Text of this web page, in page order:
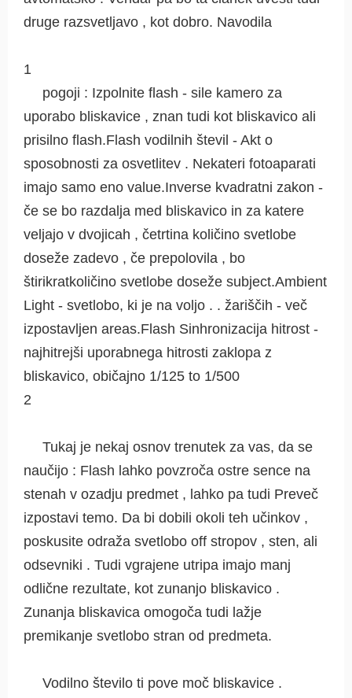
druge razsvetljavo , kot dobro. Navodila
1
pogoji : Izpolnite flash - sile kamero za
uporabo bliskavice , znan tudi kot bliskavico ali
prisilno flash.Flash vodilnih števil - Akt o
sposobnosti za osvetlitev . Nekateri fotoaparati
imajo samo eno value.Inverse kvadratni zakon -
če se bo razdalja med bliskavico in za katere
veljajo v dvojicah , četrtina količino svetlobe
doseže zadevo , če prepolovila , bo
štirikratkoličino svetlobe doseže subject.Ambient
Light - svetlobo, ki je na voljo . . žariščih - več
izpostavljen areas.Flash Sinhronizacija hitrost -
najhitrejši uporabnega hitrosti zaklopa z
bliskavico, običajno 1/125 to 1/500
2
Tukaj je nekaj osnov trenutek za vas, da se
naučijo : Flash lahko povzroča ostre sence na
stenah v ozadju predmet , lahko pa tudi Preveč
izpostavi temo. Da bi dobili okoli teh učinkov ,
poskusite odraža svetlobo off stropov , sten, ali
odsevniki . Tudi vgrajene utripa imajo manj
odlične rezultate, kot zunanjo bliskavico .
Zunanja bliskavica omogoča tudi lažje
premikanje svetlobo stran od predmeta.
Vodilno število ti pove moč bliskavice .